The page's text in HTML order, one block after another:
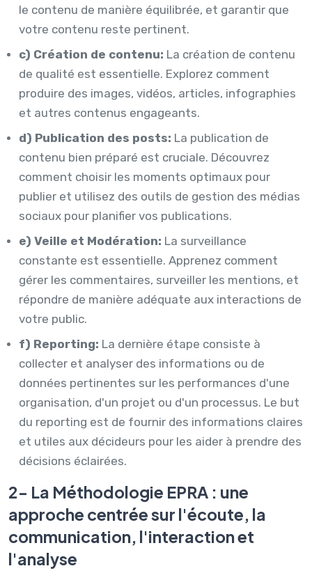
le contenu de manière équilibrée, et garantir que
votre contenu reste pertinent.
c) Création de contenu: La création de contenu
de qualité est essentielle. Explorez comment
produire des images, vidéos, articles, infographies
et autres contenus engageants.
d) Publication des posts: La publication de
contenu bien préparé est cruciale. Découvrez
comment choisir les moments optimaux pour
publier et utilisez des outils de gestion des médias
sociaux pour planifier vos publications.
e) Veille et Modération: La surveillance
constante est essentielle. Apprenez comment
gérer les commentaires, surveiller les mentions, et
répondre de manière adéquate aux interactions de
votre public.
f) Reporting: La dernière étape consiste à
collecter et analyser des informations ou de
données pertinentes sur les performances d'une
organisation, d'un projet ou d'un processus. Le but
du reporting est de fournir des informations claires
et utiles aux décideurs pour les aider à prendre des
décisions éclairées.
2- La Méthodologie EPRA : une
approche centrée sur l'écoute, la
communication, l'interaction et
l'analyse